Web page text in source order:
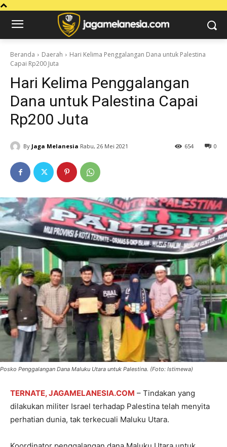
Beranda Daerah
Hari Kelima Penggalangan Dana untuk Palestina
Capai Rp200 Juta
Hari Kelima Penggalangan
Dana untuk Palestina Capai
Rp200 Juta
By Jaga Melanesia Rabu, 26 Mei 2021 0
654
Posko Penggalangan Dana Maluku Utara untuk Palestina. (Foto: Istimewa)
TERNATE, JAGAMELANESIA.COM – Tindakan yang
dilakukan militer Israel terhadap Palestina telah menyita
perhatian dunia, tak terkecuali Maluku Utara.